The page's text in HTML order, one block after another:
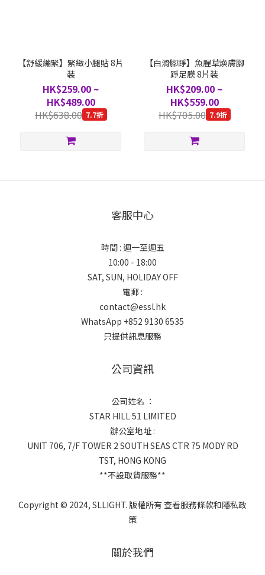
【舒緩繃緊】緊緻小腿貼 8片
裝
HK$259.00 ~
HK$489.00
HK$638.00 7.7折
【白滑腳踭】魚腥草煥膚腳
踭足膜 8片裝
HK$209.00 ~
HK$559.00
HK$705.00 7.9折
客服中心
時間 : 週一至週五
10:00 - 18:00
SAT, SUN, HOLIDAY OFF
電郵 :
contact@essl.hk
WhatsApp +852 9130 6535
只提供訊息服務
公司資訊
公司姓名 ：
STAR HILL 51 LIMITED
辦公室地址 :
UNIT 706, 7/F TOWER 2 SOUTH SEAS CTR 75 MODY RD
TST, HONG KONG
**不設取貨服務**
Copyright © 2024, SLLIGHT. 版權所有 查看服務條款和隱私政
策
關於我們